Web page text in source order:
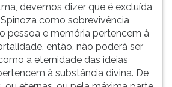
devemos dizer que é excluída
como sobrevivência
pessoa e memória pertencem à
então, não poderá ser
a eternidade das ideias
à substância divina. De